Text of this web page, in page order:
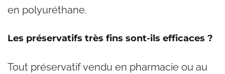
en polyuréthane.
Les préservatifs très fins sont-ils efficaces ?
Tout préservatif vendu en pharmacie ou au